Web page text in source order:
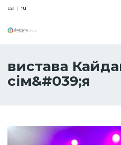
ua | ru
вистава
сім&#039;я